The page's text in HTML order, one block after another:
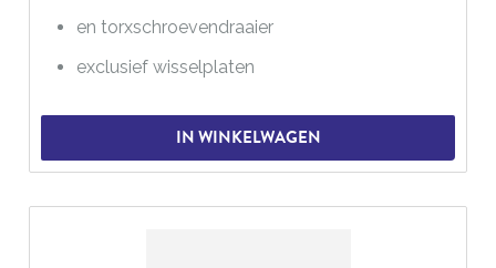
en torxschroevendraaier
exclusief wisselplaten
IN WINKELWAGEN